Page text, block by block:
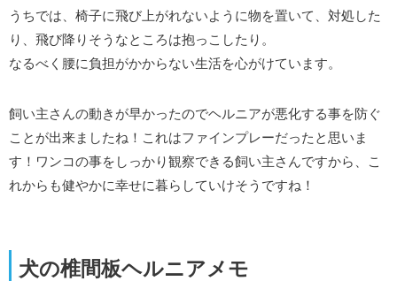
うちでは、椅子に飛び上がれないように物を置いて、対処した
り、飛び降りそうなところは抱っこしたり。
なるべく腰に負担がかからない生活を心がけています。
飼い主さんの動きが早かったのでヘルニアが悪化する事を防ぐ
ことが出来ましたね！これはファインプレーだったと思いま
す！ワンコの事をしっかり観察できる飼い主さんですから、こ
れからも健やかに幸せに暮らしていけそうですね！
犬の椎間板ヘルニアメモ